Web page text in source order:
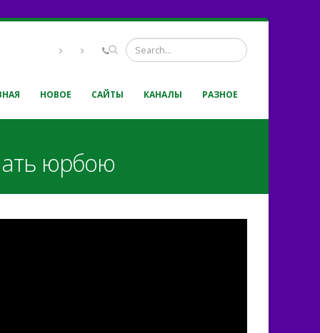
НОВОЕ САЙТЫ КАНАЛЫ РАЗНОЕ
юрбою